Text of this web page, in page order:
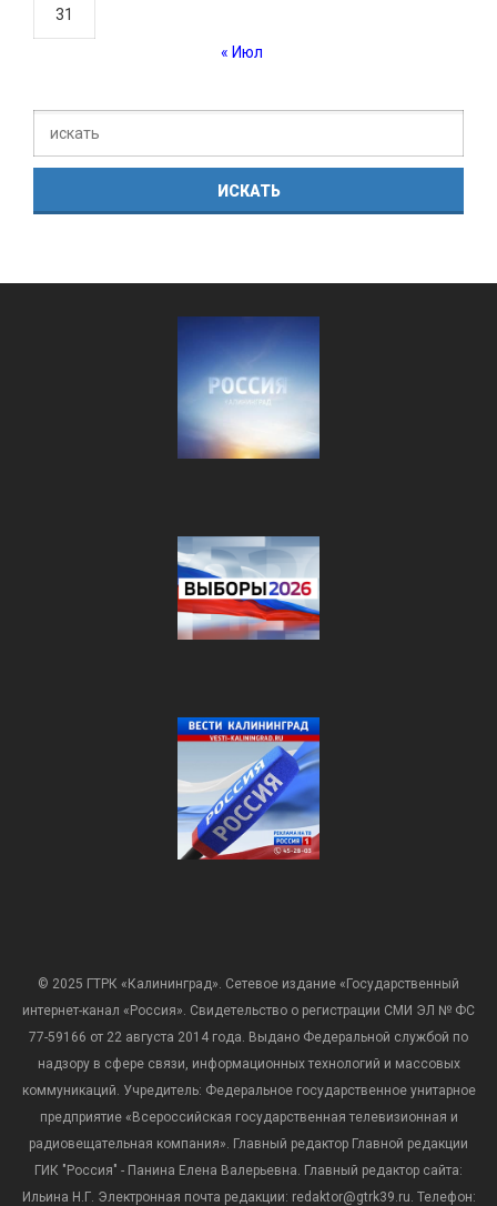
31
« Июл
© 2025 ГТРК «Калининград». Сетевое издание «Государственный
интернет-канал «Россия». Свидетельство о регистрации СМИ ЭЛ № ФС
77-59166 от 22 августа 2014 года. Выдано Федеральной службой по
надзору в сфере связи, информационных технологий и массовых
коммуникаций. Учредитель: Федеральное государственное унитарное
предприятие «Всероссийская государственная телевизионная и
радиовещательная компания». Главный редактор Главной редакции
ГИК "Россия" - Панина Елена Валерьевна. Главный редактор сайта:
Ильина Н.Г. Электронная почта редакции: redaktor@gtrk39.ru. Телефон: